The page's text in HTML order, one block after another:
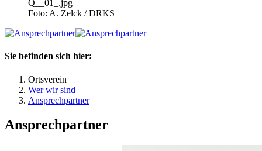
Foto: A. Zelck / DRKS
Sie befinden sich hier:
Ortsverein
Wer wir sind
Ansprechpartner
Ansprechpartner